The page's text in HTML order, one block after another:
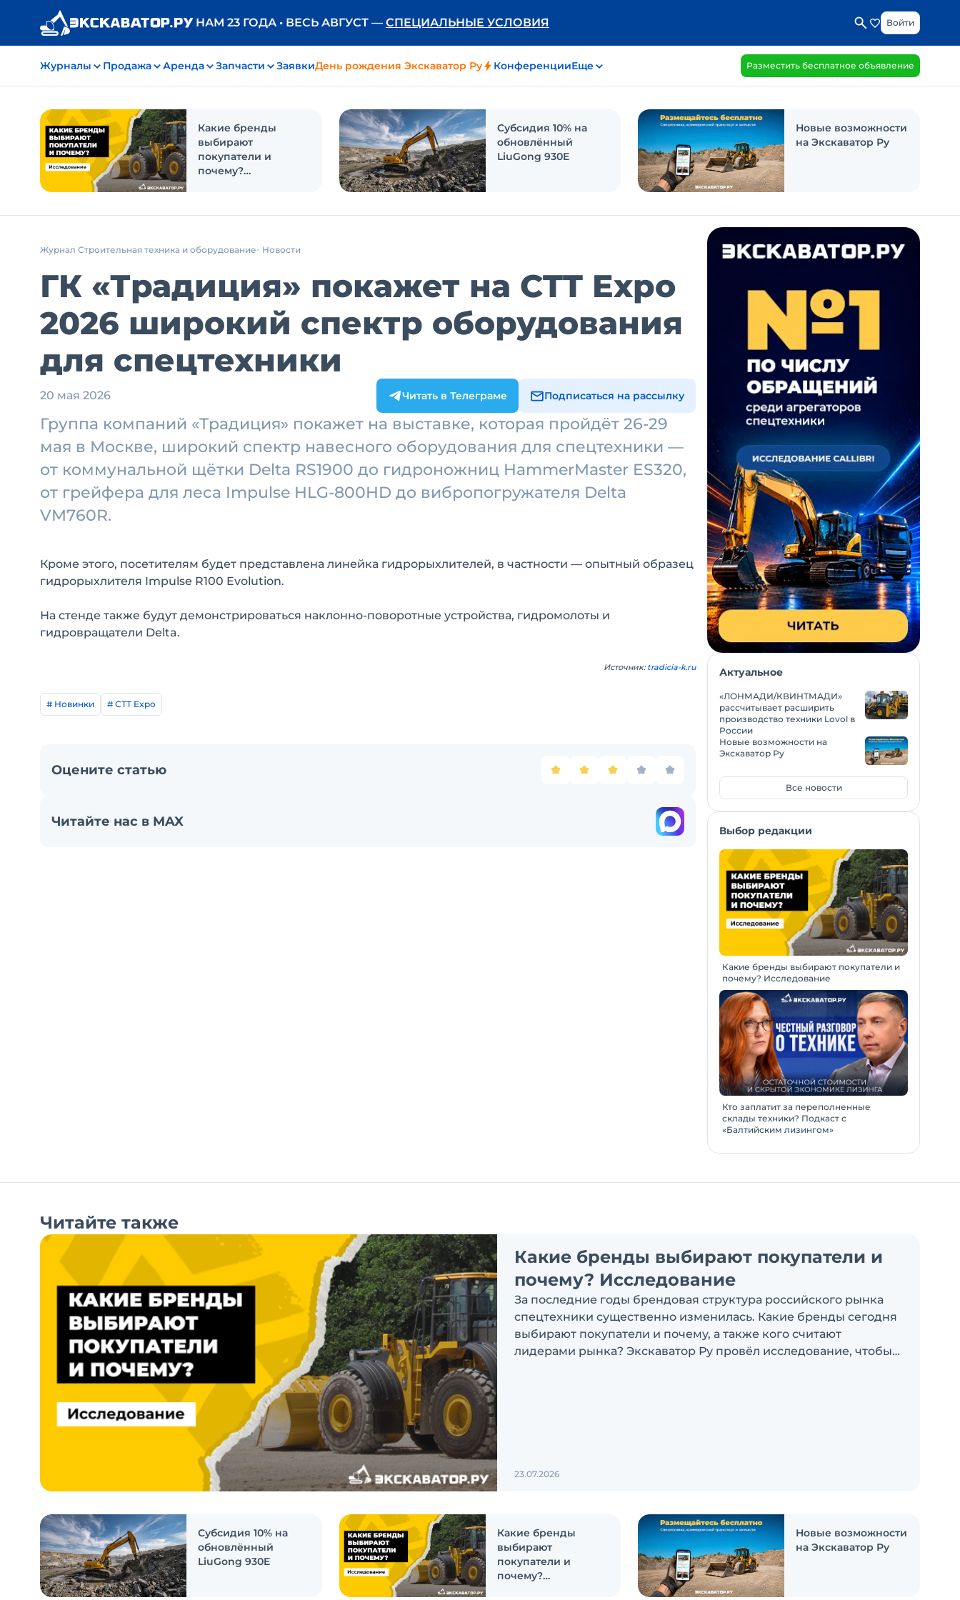
НАМ 23 ГОДА • ВЕСЬ АВГУСТ — СПЕЦИАЛЬНЫЕ УСЛОВИЯ Войти
Журналы Продажа Аренда Запчасти ЗаявкиДень рождения Экскаватор Ру КонференцииЕще Разместить бесплатное объявление
Какие бренды
выбирают
покупатели и
почему?
Субсидия 10% на
обновлённый
LiuGong 930E
Новые возможности
на Экскаватор Ру
Журнал Строительная техника и оборудование Новости
ГК «Традиция» покажет на CTT Expo
2026 широкий спектр оборудования
для спецтехники
20 мая 2026 Читать в Телеграме Подписаться на рассылку
Группа компаний «Традиция» покажет на выставке, которая пройдёт 26-29
мая в Москве, широкий спектр навесного оборудования для спецтехники —
от коммунальной щётки Delta RS1900 до гидроножниц HammerMaster ES320,
от грейфера для леса Impulse HLG-800HD до вибропогружателя Delta
VM760R.
Кроме этого, посетителям будет представлена линейка гидрорыхлителей, в частности — опытный образец
гидрорыхлителя Impulse R100 Evolution.
На стенде также будут демонстрироваться наклонно-поворотные устройства, гидромолоты и
гидровращатели Delta.
Источник:tradicia-k.ru
# Новинки # СТТ Expo
Оцените статью
Читайте нас в MAX
Актуальное
«ЛОНМАДИ/КВИНТМАДИ»
рассчитывает расширить
производство техники Lovol в
России
Новые возможности на
Экскаватор Ру
Все новости
Выбор редакции
Какие бренды выбирают покупатели и
почему? Исследование
Кто заплатит за переполненные
склады техники? Подкаст с
«Балтийским лизингом»
Читайте также
Какие бренды выбирают покупатели и
почему? Исследование
За последние годы брендовая структура российского рынка
спецтехники существенно изменилась. Какие бренды сегодня
выбирают покупатели и почему, а также кого считают
лидерами рынка? Экскаватор Ру провёл исследование, чтобы
23.07.2026
Субсидия 10% на
обновлённый
LiuGong 930E
Какие бренды
выбирают
покупатели и
почему?
Новые возможности
на Экскаватор Ру